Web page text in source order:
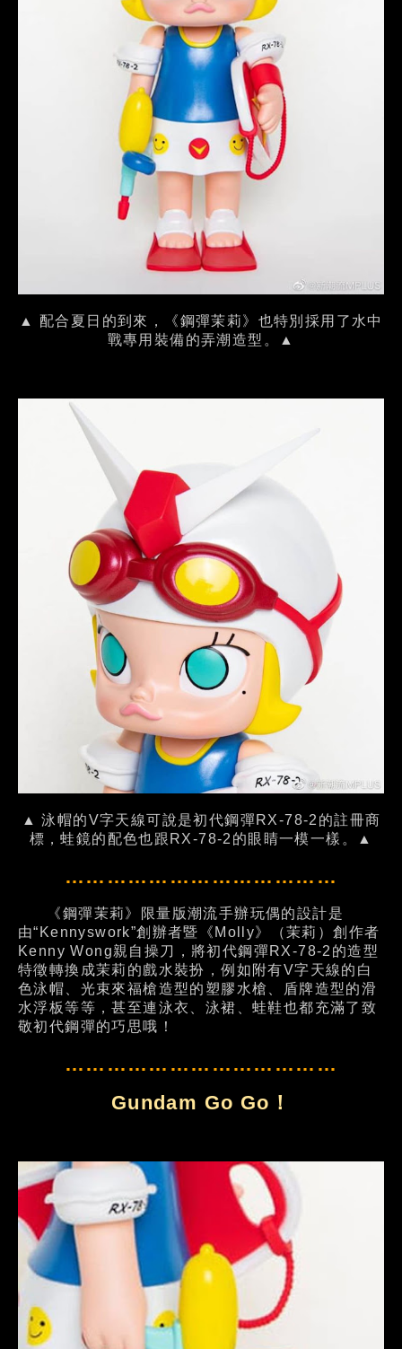
▲ 配合夏日的到來，《鋼彈茉莉》也特別採用了水中
戰專用裝備的弄潮造型。▲
▲ 泳帽的V字天線可說是初代鋼彈RX-78-2的註冊商
標，蛙鏡的配色也跟RX-78-2的眼睛一模一樣。▲
…………………………………
《鋼彈茉莉》限量版潮流手辦玩偶的設計是
由“Kennyswork”創辦者暨《Molly》（茉莉）創作者
Kenny Wong親自操刀，將初代鋼彈RX-78-2的造型
特徵轉換成茉莉的戲水裝扮，例如附有V字天線的白
色泳帽、光束來福槍造型的塑膠水槍、盾牌造型的滑
水浮板等等，甚至連泳衣、泳裙、蛙鞋也都充滿了致
敬初代鋼彈的巧思哦！
…………………………………
Gundam Go Go！